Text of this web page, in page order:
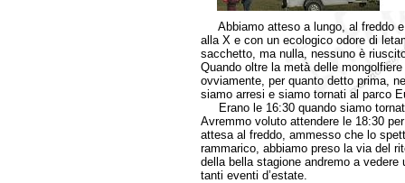
Abbiamo atteso a lungo, al freddo
alla X e con un ecologico odore di
sacchetto, ma nulla, nessuno è
Quando oltre la metà delle
ovviamente, per quanto detto prima,
siamo arresi e siamo tornati al parco
Erano le 16:30 quando siamo
Avremmo voluto attendere le 18:30
attesa al freddo, ammesso che lo
rammarico, abbiamo preso la via del
della bella stagione andremo a
tanti eventi d’estate.